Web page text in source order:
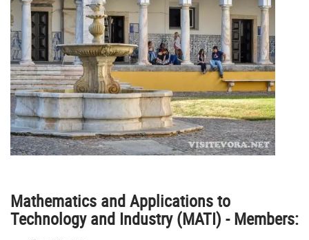
Mathematics and Applications to
Technology and Industry (MATI) - Members: